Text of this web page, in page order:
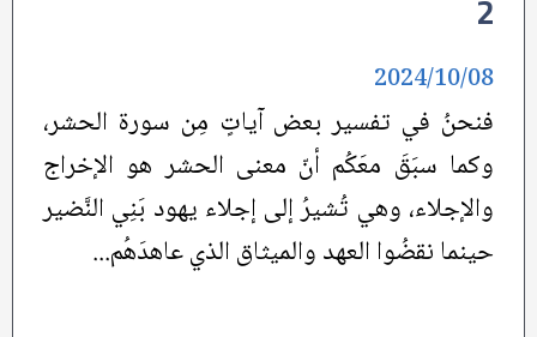
2
فنحنُ في تفسير بعض آياتٍ مِن سورة الحشر،
وكما سبَقَ معَكُم أنّ معنى الحشر هو الإخراج
والإجلاء، وهي تُشيرُ إلى إجلاء يهود بَنِي النَّضير
حينما نقضُوا العهد والميثاق الذي عاهدَهُم...
2024/10/08